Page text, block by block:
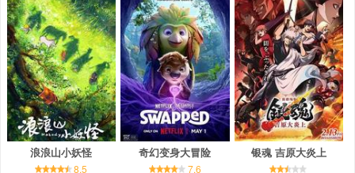
浪浪山小妖怪
8.5
奇幻变身大冒险
7.6
银魂 吉原大炎上